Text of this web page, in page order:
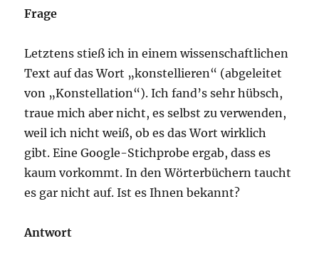
Frage
Letztens stieß ich in einem wissenschaftlichen
Text auf das Wort „konstellieren“ (abgeleitet
von „Konstellation“). Ich fand’s sehr hübsch,
traue mich aber nicht, es selbst zu verwenden,
weil ich nicht weiß, ob es das Wort wirklich
gibt. Eine Google-Stichprobe ergab, dass es
kaum vorkommt. In den Wörterbüchern taucht
es gar nicht auf. Ist es Ihnen bekannt?
Antwort